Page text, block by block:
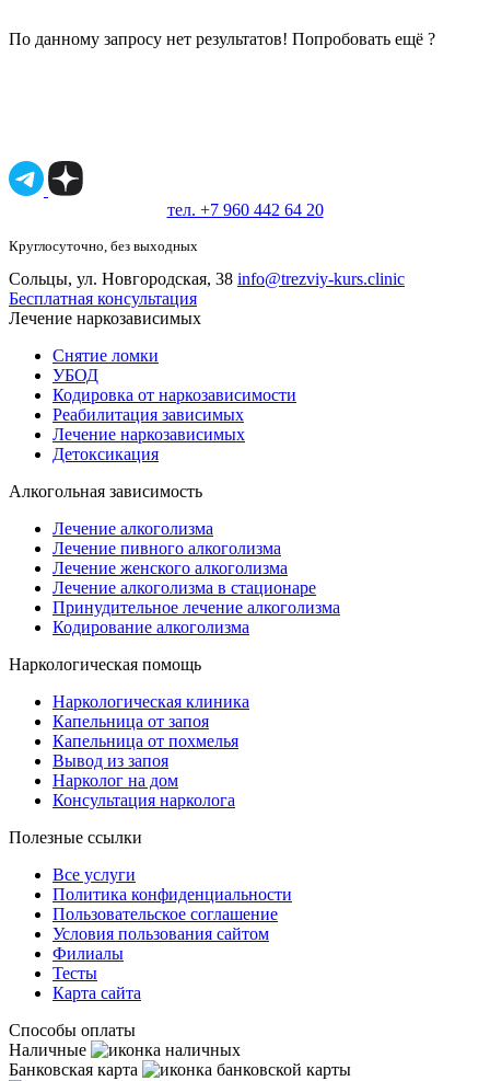
По данному запросу нет результатов! Попробовать ещё ?
тел. +7 960 442 64 20
Круглосуточно, без выходных
Сольцы, ул. Новгородская, 38 info@trezviy-kurs.clinic
Бесплатная консультация
Лечение наркозависимых
Снятие ломки
УБОД
Кодировка от наркозависимости
Реабилитация зависимых
Лечение наркозависимых
Детоксикация
Алкогольная зависимость
Лечение алкоголизма
Лечение пивного алкоголизма
Лечение женского алкоголизма
Лечение алкоголизма в стационаре
Принудительное лечение алкоголизма
Кодирование алкоголизма
Наркологическая помощь
Наркологическая клиника
Капельница от запоя
Капельница от похмелья
Вывод из запоя
Нарколог на дом
Консультация нарколога
Полезные ссылки
Все услуги
Политика конфиденциальности
Пользовательское cоглашение
Условия пользования сайтом
Филиалы
Тесты
Карта сайта
Способы оплаты
Наличные
Банковская карта